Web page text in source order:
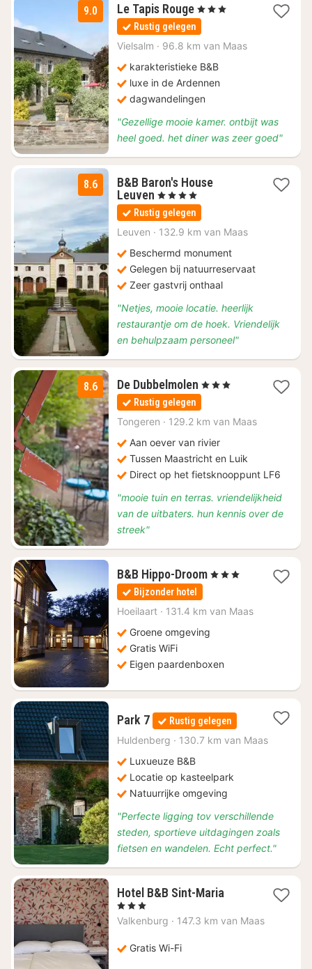
9.0 Le Tapis Rouge1
nacht
vanaf
€
, 3 Sterren
Rustig gelegen
Vielsalm · 96.8 km van Maas
karakteristieke B&B
luxe in de Ardennen
dagwandelingen
"Gezellige mooie kamer. ontbijt was
heel goed. het diner was zeer goed"
8.6
B&B Baron's House
Leuven 1
nacht
vanaf
€
, 4 Sterren
Rustig gelegen
Leuven · 132.9 km van Maas
Beschermd monument
Gelegen bij natuurreservaat
Zeer gastvrij onthaal
"Netjes, mooie locatie. heerlijk
restaurantje om de hoek. Vriendelijk
en behulpzaam personeel"
8.6 De Dubbelmolen 2
nachten
vanaf
€
, 3 Sterren
Rustig gelegen
Tongeren · 129.2 km van Maas
Aan oever van rivier
Tussen Maastricht en Luik
Direct op het fietsknooppunt LF6
"mooie tuin en terras. vriendelijkheid
van de uitbaters. hun kennis over de
streek"
B&B Hippo-Droom1
€
, 3 Sterren
Bijzonder hotel
Hoeilaart · 131.4 km van Maas
Groene omgeving
Gratis WiFi
Eigen paardenboxen
Park 71
nacht
vanaf
147
Rustig gelegen
Huldenberg · 130.7 km van Maas
Luxueuze B&B
Locatie op kasteelpark
Natuurrijke omgeving
"Perfecte ligging tov verschillende
steden, sportieve uitdagingen zoals
fietsen en wandelen. Echt perfect."
Hotel B&B Sint-Maria1
vanaf
, 3 Sterren
Valkenburg · 147.3 km van Maas
Gratis Wi-Fi